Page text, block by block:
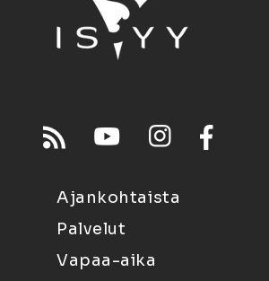
Ajankohtaista
Palvelut
Vapaa-aika